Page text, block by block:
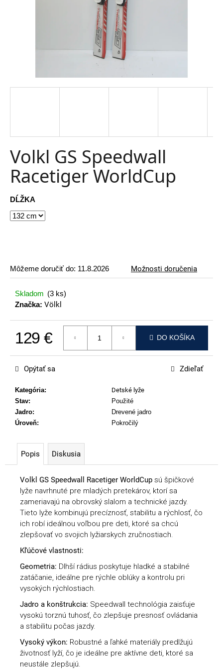
Volkl GS Speedwall
Racetiger WorldCup
DĹŽKA
Môžeme doručiť do: 11.8.2026 Možnosti doručenia
Skladom (3 ks)
Značka: Völkl
129 €
Jednotková cena:
DO KOŠÍKA
Kategória:
Detské lyže
Stav:
Použité
Jadro:
Drevené jadro
Úroveň: Pokročilý
Opýtať sa Zdieľať
Popis Diskusia
Volkl GS Speedwall Racetiger WorldCup sú špičkové
lyže navrhnuté pre mladých pretekárov, ktorí sa
zameriavajú na obrovský slalom a technické jazdy.
Tieto lyže kombinujú precíznosť, stabilitu a rýchlosť, čo
ich robí ideálnou voľbou pre deti, ktoré sa chcú
zlepšovať vo svojich lyžiarskych zručnostiach.
Kľúčové vlastnosti:
Geometria: Dlhší rádius poskytuje hladké a stabilné
zatáčanie, ideálne pre rýchle oblúky a kontrolu pri
vysokých rýchlostiach.
Jadro a konštrukcia: Speedwall technológia zaisťuje
vysokú torznú tuhosť, čo zlepšuje presnosť ovládania
a stabilitu počas jazdy.
Vysoký výkon: Robustné a ľahké materiály predlžujú
životnosť lyží, čo je ideálne pre aktívne deti, ktoré sa
neustále zlepšujú.
s
O
d
ú
č
a
m
e
VOLKL
RACETIGER
GS
89